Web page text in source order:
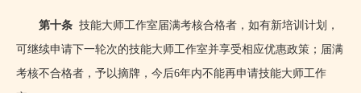
第十条 技能大师工作室届满考核合格者，如有新培训计划，
可继续申请下一轮次的技能大师工作室并享受相应优惠政策；届满
考核不合格者，予以摘牌，今后6年内不能再申请技能大师工作